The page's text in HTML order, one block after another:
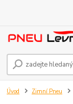
Úvod Zimní Pneu